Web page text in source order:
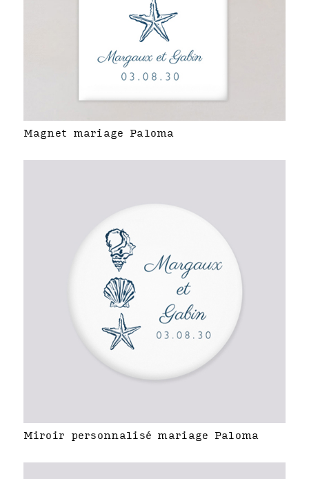
Magnet mariage Paloma
Miroir personnalisé mariage Paloma